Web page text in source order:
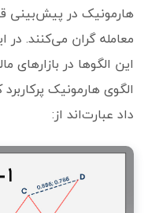
هارمونیک در پیش‌بینی
معامله گران می‌کنند. در
الگوی هارمونیک
داد عبارت‌اند از: